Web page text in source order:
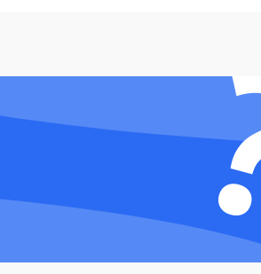
2000 ₽ Подробнее →
Подробнее →
Подробнее →